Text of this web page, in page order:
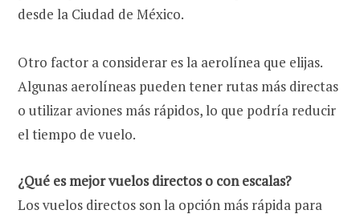
desde la Ciudad de México.
Otro factor a considerar es la aerolínea que elijas.
Algunas aerolíneas pueden tener rutas más directas
o utilizar aviones más rápidos, lo que podría reducir
el tiempo de vuelo.
¿Qué es mejor vuelos directos o con escalas?
Los vuelos directos son la opción más rápida para